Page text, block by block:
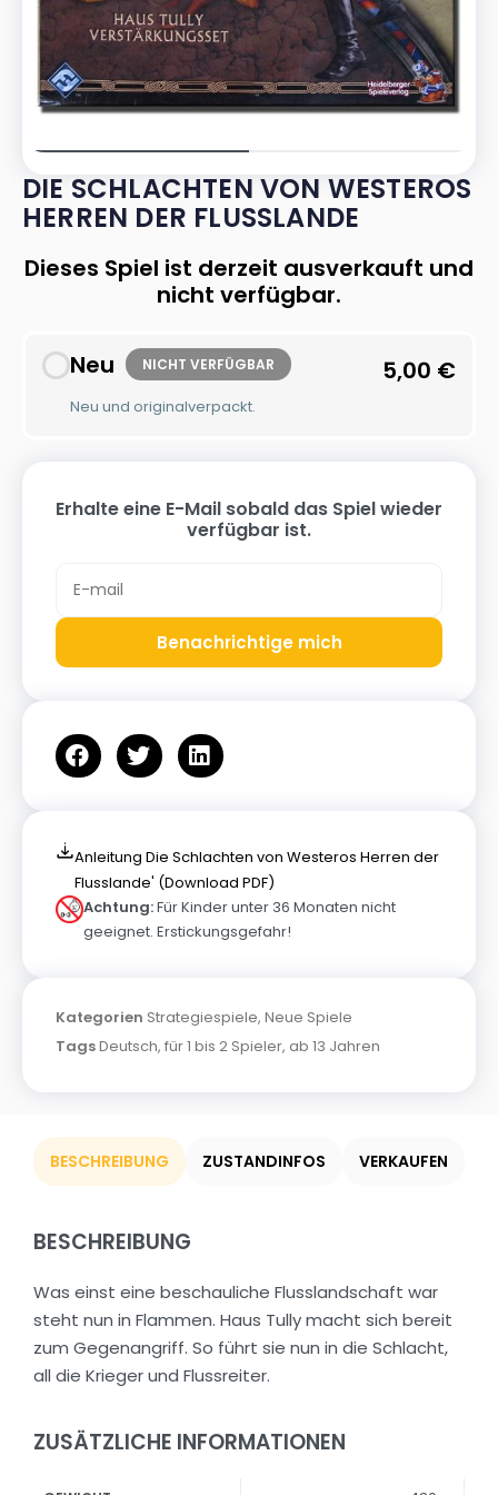
DIE SCHLACHTEN VON WESTEROS
HERREN DER FLUSSLANDE
Dieses Spiel ist derzeit ausverkauft und
nicht verfügbar.
Neu NICHT VERFÜGBAR
Neu und originalverpackt.
5,00 €
Erhalte eine E-Mail sobald das Spiel wieder
verfügbar ist.
Benachrichtige mich
Anleitung Die Schlachten von Westeros Herren der
Flusslande' (Download PDF)
Achtung:Für Kinder unter 36 Monaten nicht
geeignet. Erstickungsgefahr!
Kategorien Strategiespiele, Neue Spiele
TagsDeutsch, für 1 bis 2 Spieler, ab 13 Jahren
BESCHREIBUNG ZUSTANDINFOS VERKAUFEN
BESCHREIBUNG
Was einst eine beschauliche Flusslandschaft war
steht nun in Flammen. Haus Tully macht sich bereit
zum Gegenangriff. So führt sie nun in die Schlacht,
all die Krieger und Flussreiter.
ZUSÄTZLICHE INFORMATIONEN